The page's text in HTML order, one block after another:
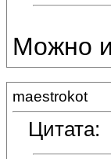
Можно
maestrokot
Цитата: